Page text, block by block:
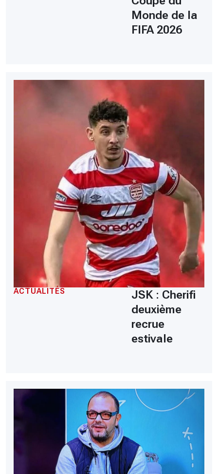
Monde de la
FIFA 2026
ACTUALITÉS
JSK : Cherifi
deuxième
recrue
estivale